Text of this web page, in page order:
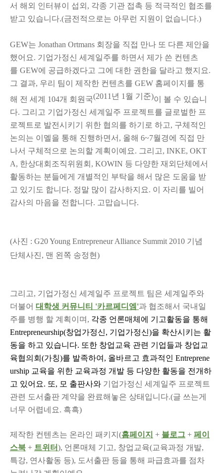
서 해외 인터뷰이 섭외, 각종 기관 접촉 등 적극적인 협조를
받고 있습니다.(금전적으로는 아무런 지원이 없습니다.)
GEW는 Jonathan Ortmans 회장을 직접 만나 또 다른 제안을
했어요. 기업가정신 세계일주를 하면서 제가 쓴 컨텐츠
를 GEW에 공급하겠다고 그에 대한 권한을 달라고 했지요.
그 결과, 우리 팀이 제작한 컨텐츠를 GEW 홈페이지를 통
해 전 세계 104개 회원국(2011년 1월 기준)이 볼 수 있습니
다. 그리고 기업가정신 세계일주 프로젝트를 글로벌한 프
로젝트로 발전시키기 위한 협의를 하기로 하고, 구체적인
논의는 이멜을 통해 진행하면서, 올해 6~7월경에 직접 만
나서 구체적으로 논의할 계획이예요. 그리고, INKE, OKT
A, 한상대회조직위원회, KOWIN 등 다양한 재외단체에서
활동하는 분들에게 개별적인 부탁을 해서 많은 도움을 받
고 있기도 합니다. 정말 많이 감사하지요. 이 자리를 빌어
감사의 마음을 전합니다. 고맙습니다.
(사진 : G20 Young Entrepreneur Alliance Summit 2010 기념
단체사진, 맨 왼쪽 송정현)
그리고, 기업가정신 세계일주 프로젝트 팀은 세계일주와
더불어 대학생 커뮤니티 '카르페디엠'과 협조해서 국내일
주를 병행 할 계획이며, 각종 언론매체에 기고활동을 통해
Entrepreneurship(창업가정신, 기업가정신)을 확산시키는 활
동을 하고 있습니다. 또한 창업교육 관련 기업들과 창업교
육협의회(가칭)를 발족하여, 올바르고 효과적인 Entreprene
urship 교육을 위한 교육과정 개발 등 다양한 활동을 전개하
고 있어요. 또, 모 출판사와 기업가정신 세계일주 프로젝트
관련 도서출판 계약을 완료해놓은 상태입니다.(글 쓰는게
너무 어렵네요. 흑흑)
제작한 컨텐츠는 온라인 패키지(홈페이지 + 블로그 + 페이
스북 + 트위터), 언론매체 기고, 창업교육(교육과정 개발,
특강, 연사활동 등), 도서출판 등을 통해 파급효과를 점차